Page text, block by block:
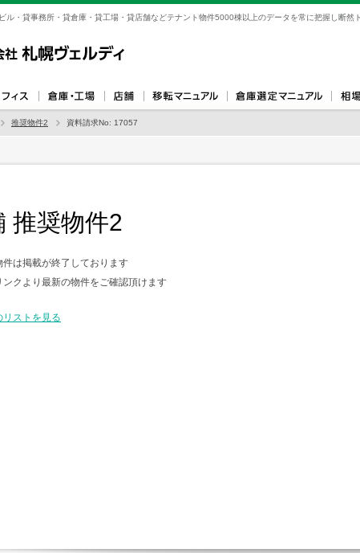
ル・貸事務所・貸倉庫・貸工場・貸店舗などテナント物件5000棟以上のデータを常に把握し断然
推奨物件2 資料請求No: 17057
推奨物件2
件は掲載が終了しております
ンクより最新の物件をご確認頂けます
リストを見る